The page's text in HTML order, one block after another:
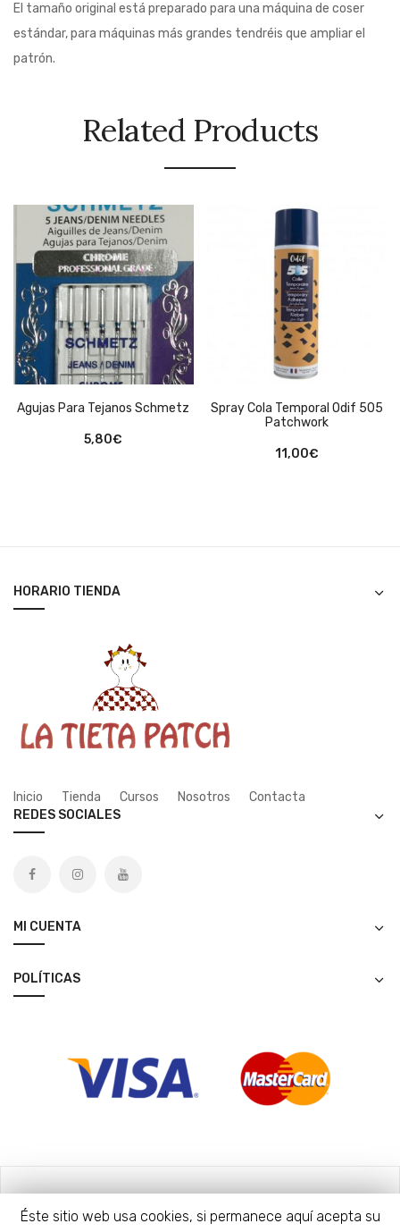
El tamaño original está preparado para una máquina de coser
estándar, para máquinas más grandes tendréis que ampliar el
patrón.
Related Products
Agujas Para Tejanos Schmetz
5,80€
Spray Cola Temporal Odif 505
Patchwork
11,00€
HORARIO TIENDA
Inicio Tienda Cursos Nosotros
Contacta
REDES SOCIALES
MI CUENTA
POLÍTICAS
Copyright © 2020 Tieta Patch. All Rights Reserved.
Éste sitio web usa cookies, si permanece aquí acepta su